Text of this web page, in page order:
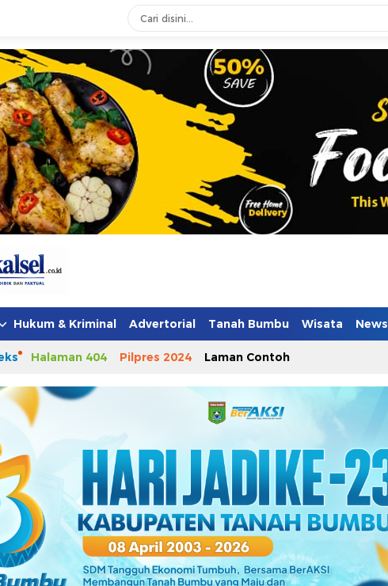
Faktual dan Mendidik
Hukum & Kriminal Advertorial Tanah Bumbu Wisata News
Halaman 404 Pilpres 2024 Laman Contoh